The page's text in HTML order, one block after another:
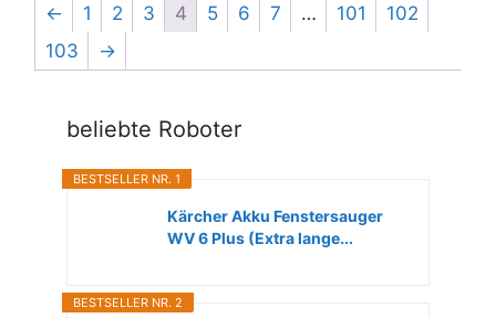
← 1 2 3 4 5 6 7 … 101
102
103
→
beliebte Roboter
BESTSELLER NR. 1
Kärcher Akku Fenstersauger
WV 6 Plus (Extra lange...
BESTSELLER NR. 2